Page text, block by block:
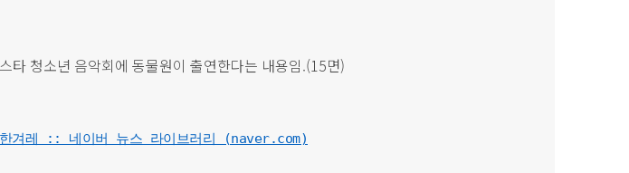
청소년 음악회에 동물원이 출연한다는 내용임.(15면)
겨레 :: 네이버 뉴스 라이브러리 (naver.com)